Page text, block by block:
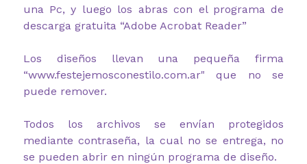
una Pc, y luego los abras con el programa de
descarga gratuita “Adobe Acrobat Reader”
Los diseños llevan una pequeña firma
“www.festejemosconestilo.com.ar" que no se
puede remover.
Todos los archivos se envían protegidos
mediante contraseña, la cual no se entrega, no
se pueden abrir en ningún programa de diseño.